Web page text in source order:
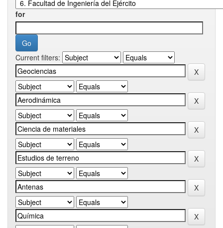
for
Current filters: